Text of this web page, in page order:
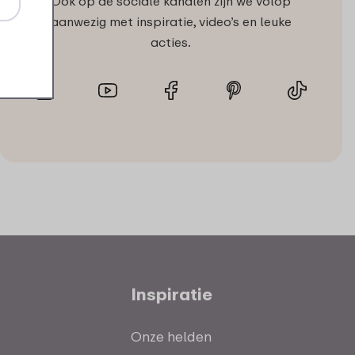
aanwezig met inspiratie, video’s en leuke
acties.
Inspiratie
Onze helden